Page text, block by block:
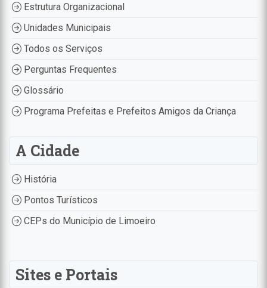
Estrutura Organizacional
Unidades Municipais
Todos os Serviços
Perguntas Frequentes
Glossário
Programa Prefeitas e Prefeitos Amigos da Criança
A Cidade
História
Pontos Turísticos
CEPs do Município de Limoeiro
Sites e Portais